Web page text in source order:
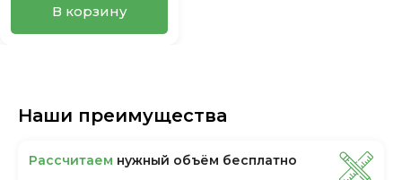
В корзину
Наши преимущества
Рассчитаем нужный объём бесплатно